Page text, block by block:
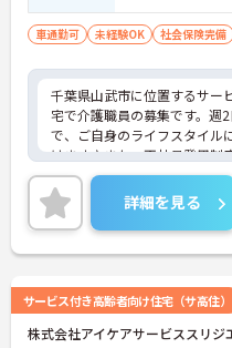
車通勤可 未経験OK 社会保険完備
千葉県山武市に位置するサー
宅で介護職員の募集です。週
で、ご自身のライフスタイル
けます♪また、正社員登用制
ップも目指せます！ご興味の
ントお伝えしますのでご気軽
い。
詳細を見る
サービス付き高齢者向け住宅（サ高住）
株式会社アイケアサービススリジ